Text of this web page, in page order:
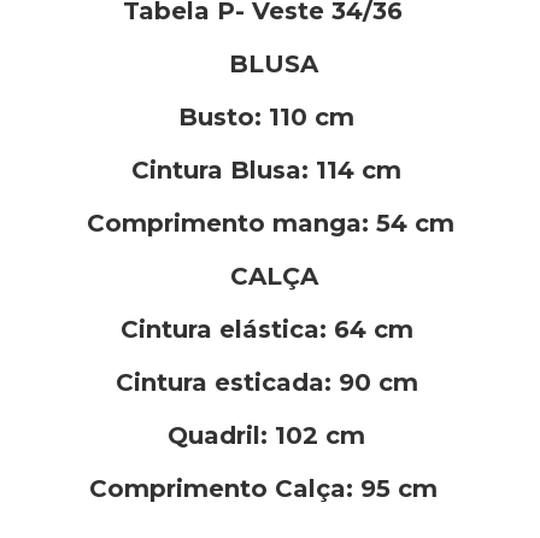
Tabela P- Veste 34/36
BLUSA
Busto: 110 cm
Cintura Blusa: 114 cm
Comprimento manga: 54 cm
CALÇA
Cintura elástica: 64 cm
Cintura esticada: 90 cm
Quadril: 102 cm
Comprimento Calça: 95 cm